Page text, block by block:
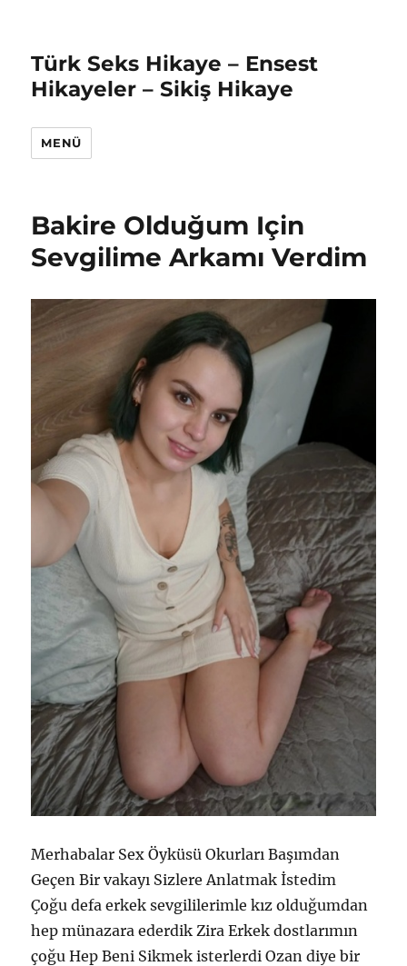
Türk Seks Hikaye – Ensest
Hikayeler – Sikiş Hikaye
MENÜ
Bakire Olduğum Için
Sevgilime Arkamı Verdim
Merhabalar Sex Öyküsü Okurları Başımdan
Geçen Bir vakayı Sizlere Anlatmak İstedim
Çoğu defa erkek sevgililerimle kız olduğumdan
hep münazara ederdik Zira Erkek dostlarımın
çoğu Hep Beni Sikmek isterlerdi Ozan diye bir